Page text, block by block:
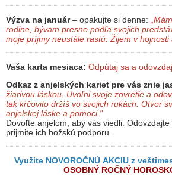
Výzva na január– opakujte si denne:
rodine, bývam presne podľa svojich
moje príjmy neustále rastú. Žijem v hojnosti
Vaša karta mesiaca: Odpútaj sa a
Odkaz z anjelských kariet pre vás znie
žiarivou láskou. Uvoľni svoje zovretie a
tak kŕčovito držíš vo svojich rukách. Otvor
anjelskej láske a pomoci."
Dovoľte anjelom, aby vás viedli.
prijmite ich božskú podporu.
Využite NOVOROČNÚ AKCIU z
OSOBNÝ ROČNÝ